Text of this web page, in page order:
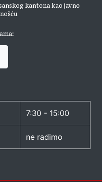
kantona kao javno
7:30 - 15:00
ne radimo